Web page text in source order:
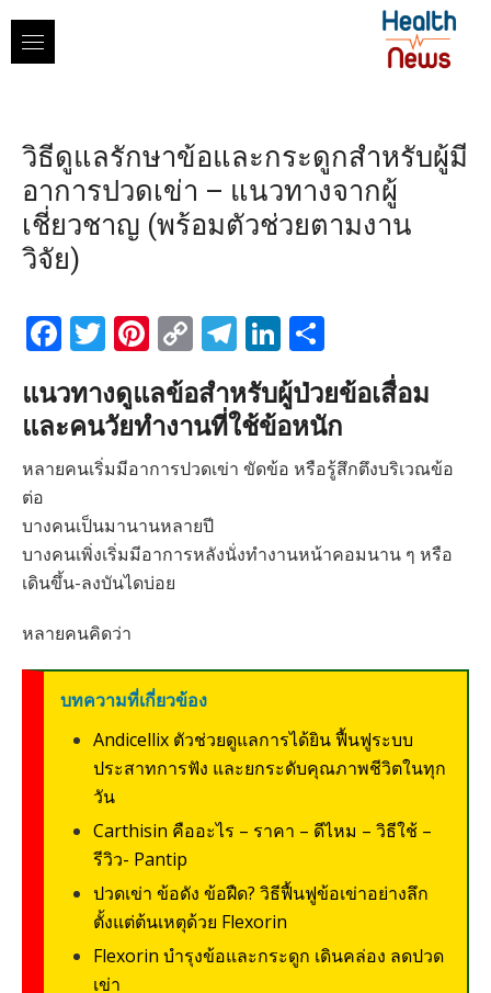
content
วิธีดูแลรักษาข้อและกระดูกสำหรับผู้มี
อาการปวดเข่า – แนวทางจากผู้
เชี่ยวชาญ (พร้อมตัวช่วยตามงาน
วิจัย)
Facebook
Twitter
Pinterest
Copy
Link
Telegram
LinkedIn
แนวทางดูแลข้อสำหรับผู้ป่วยข้อเสื่อม
และคนวัยทำงานที่ใช้ข้อหนัก
หลายคนเริ่มมีอาการปวดเข่า ขัดข้อ หรือรู้สึกตึงบริเวณข้อ
ต่อ
บางคนเป็นมานานหลายปี
บางคนเพิ่งเริ่มมีอาการหลังนั่งทำงานหน้าคอมนาน ๆ หรือ
เดินขึ้น-ลงบันไดบ่อย
หลายคนคิดว่า
บทความที่เกี่ยวข้อง
Andicellix ตัวช่วยดูแลการได้ยิน ฟื้นฟูระบบ
ประสาทการฟัง และยกระดับคุณภาพชีวิตในทุก
วัน
Carthisin คืออะไร – ราคา – ดีไหม – วิธีใช้ –
รีวิว- Pantip
ปวดเข่า ข้อดัง ข้อฝืด? วิธีฟื้นฟูข้อเข่าอย่างลึก
ตั้งแต่ต้นเหตุด้วย Flexorin
Flexorin บำรุงข้อและกระดูก เดินคล่อง ลดปวด
เข่า